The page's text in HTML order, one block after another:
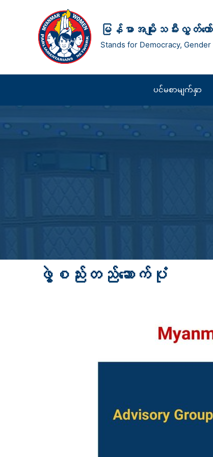
မြန်မာအမျိုးသမီးလွှတ်တ
Stands for Democracy,
ပင်မစာမျက်နှာ
ဖွဲ့စည်းတည်ဆောက်ပုံ